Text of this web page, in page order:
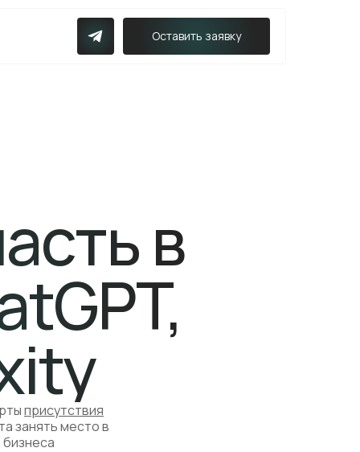
Оставить заявку
в
присутствия
занять место в